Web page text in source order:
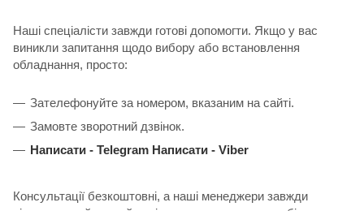
Наші спеціалісти завжди готові допомогти. Якщо у вас
виникли запитання щодо вибору або встановлення
обладнання, просто:
Зателефонуйте за номером, вказаним на сайті.
Замовте зворотний дзвінок.
Написати - Telegram Написати - Viber
Консультації безкоштовні, а наші менеджери завжди